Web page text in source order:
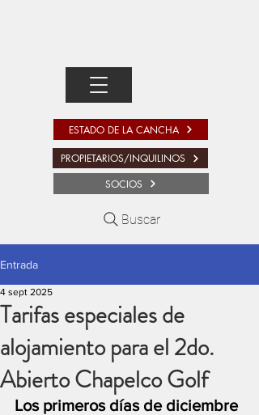
SOCIOS
ESTADO DE LA CANCHA
PROPIETARIOS/INQUILINOS
Buscar
Entrada
Tarifas especiales de
alojamiento para el 2do.
Abierto Chapelco Golf
4 sept 2025
Los primeros días de diciembre